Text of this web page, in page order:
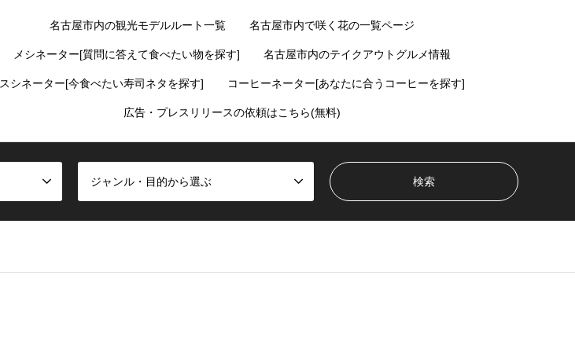
名古屋市内の観光モデルルート一覧 名古屋市内で咲く花の一覧ページ
メシネーター[質問に答えて食べたい物を探す] 名古屋市内のテイクアウトグルメ情報
スシネーター[今食べたい寿司ネタを探す] コーヒーネーター[あなたに合うコーヒーを探す]
広告・プレスリリースの依頼はこちら(無料)
ジャンル・目的から選ぶ